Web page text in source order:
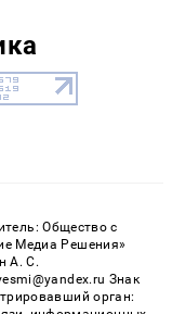
Общество с
Медиа Решения»
А. С.
Знак
орган: